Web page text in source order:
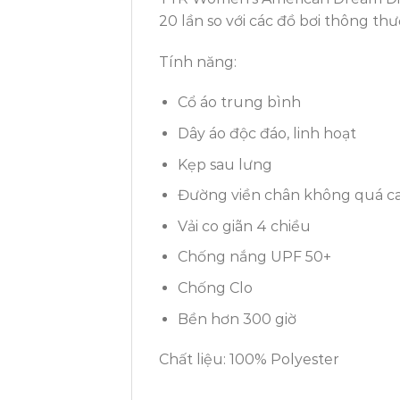
20 lần so với các đồ bơi thông
Tính năng:
Cổ áo trung bình
Dây áo độc đáo, linh hoạt
Kẹp sau lưng
Đường viền chân không quá
Vải co giãn 4 chiều
Chống nắng UPF 50+
Chống Clo
Bền hơn 300 giờ
Chất liệu: 100% Polyester